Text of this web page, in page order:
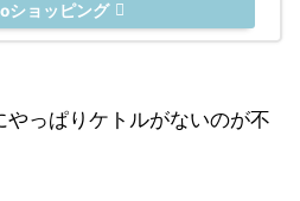
ショッピング
やっぱりケトルがないのが不